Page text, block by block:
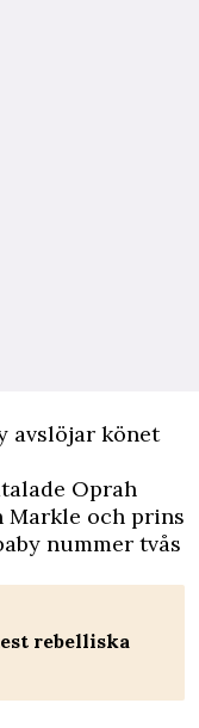
avslöjar könet
Oprah
Markle och prins
nummer tvås
rebelliska